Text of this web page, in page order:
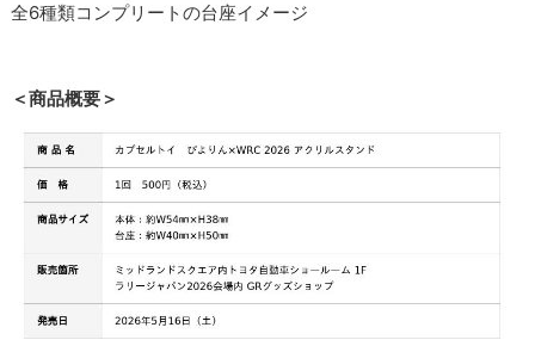
全6種類コンプリートの台座イメージ
＜商品概要＞